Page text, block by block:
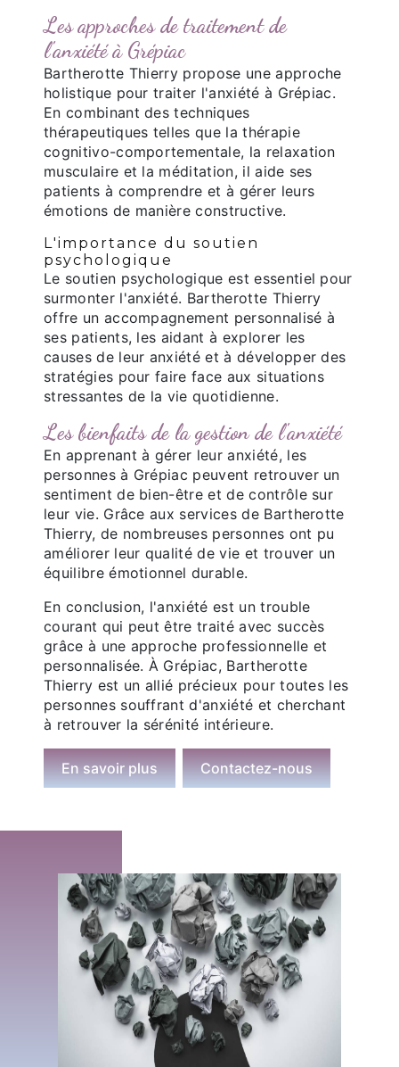
Les approches de traitement de
l'anxiété à Grépiac
Bartherotte Thierry propose une approche
holistique pour traiter l'anxiété à Grépiac.
En combinant des techniques
thérapeutiques telles que la thérapie
cognitivo-comportementale, la relaxation
musculaire et la méditation, il aide ses
patients à comprendre et à gérer leurs
émotions de manière constructive.
L'importance du soutien
psychologique
Le soutien psychologique est essentiel pour
surmonter l'anxiété. Bartherotte Thierry
offre un accompagnement personnalisé à
ses patients, les aidant à explorer les
causes de leur anxiété et à développer des
stratégies pour faire face aux situations
stressantes de la vie quotidienne.
Les bienfaits de la gestion de l'anxiété
En apprenant à gérer leur anxiété, les
personnes à Grépiac peuvent retrouver un
sentiment de bien-être et de contrôle sur
leur vie. Grâce aux services de Bartherotte
Thierry, de nombreuses personnes ont pu
améliorer leur qualité de vie et trouver un
équilibre émotionnel durable.
En conclusion, l'anxiété est un trouble
courant qui peut être traité avec succès
grâce à une approche professionnelle et
personnalisée. À Grépiac, Bartherotte
Thierry est un allié précieux pour toutes les
personnes souffrant d'anxiété et cherchant
à retrouver la sérénité intérieure.
En savoir plus Contactez-nous